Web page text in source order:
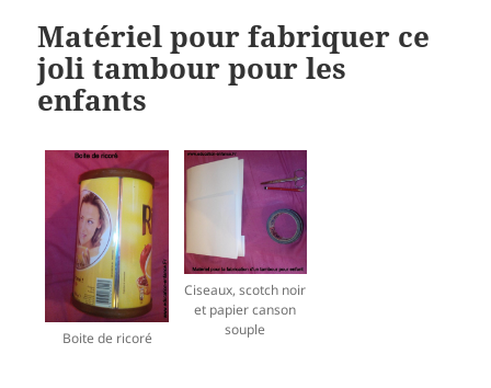
Matériel pour fabriquer ce
joli tambour pour les
enfants
Boite de ricoré
Ciseaux, scotch noir
et papier canson
souple